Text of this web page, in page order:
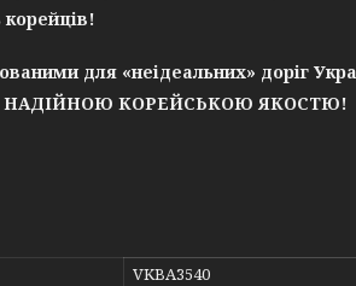
корейців!
для «неідеальних» доріг
НАДІЙНОЮ КОРЕЙСЬКОЮ ЯКОСТЮ!
VKBA3540